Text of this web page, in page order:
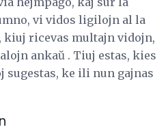
vi vidos ligilojn al la
ricevas multajn vidojn,
ankaŭ . Tiuj estas, kies
ke ili nun gajnas